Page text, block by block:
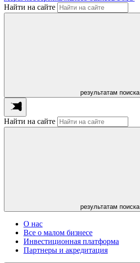
Найти на сайте
результатам поиска
Найти на сайте
результатам поиска
О нас
Все о малом бизнесе
Инвестиционная платформа
Партнеры и акредитация